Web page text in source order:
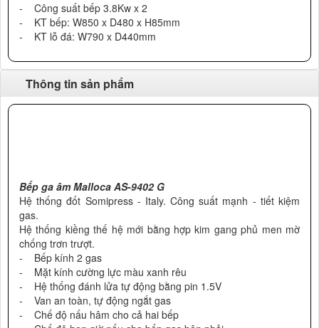
- Công suất bếp 3.8Kw x 2
- KT bếp: W850 x D480 x H85mm
- KT lỗ đá: W790 x D440mm
Thông tin sản phẩm
Bếp ga âm Malloca AS-9402 G
Hệ thống đốt Somipress - Italy. Công suất mạnh - tiết kiệm
gas.
Hệ thống kiềng thế hệ mới bằng hợp kim gang phủ men mờ
chống trơn trượt.
- Bếp kính 2 gas
- Mặt kính cường lực màu xanh rêu
- Hệ thống đánh lửa tự động bằng pin 1.5V
- Van an toàn, tự động ngắt gas
- Chế độ nấu hâm cho cả hai bếp